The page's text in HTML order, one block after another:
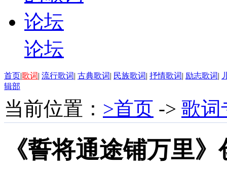
论坛
首页|歌词| 流行歌词| 古典歌词| 民族歌词| 抒情歌词| 励志歌词|
辑部
当前位置： >首页 -> 歌词
《誓将通途铺万里